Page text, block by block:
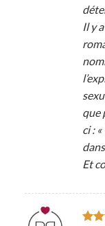
Il y
que
ci :
Et